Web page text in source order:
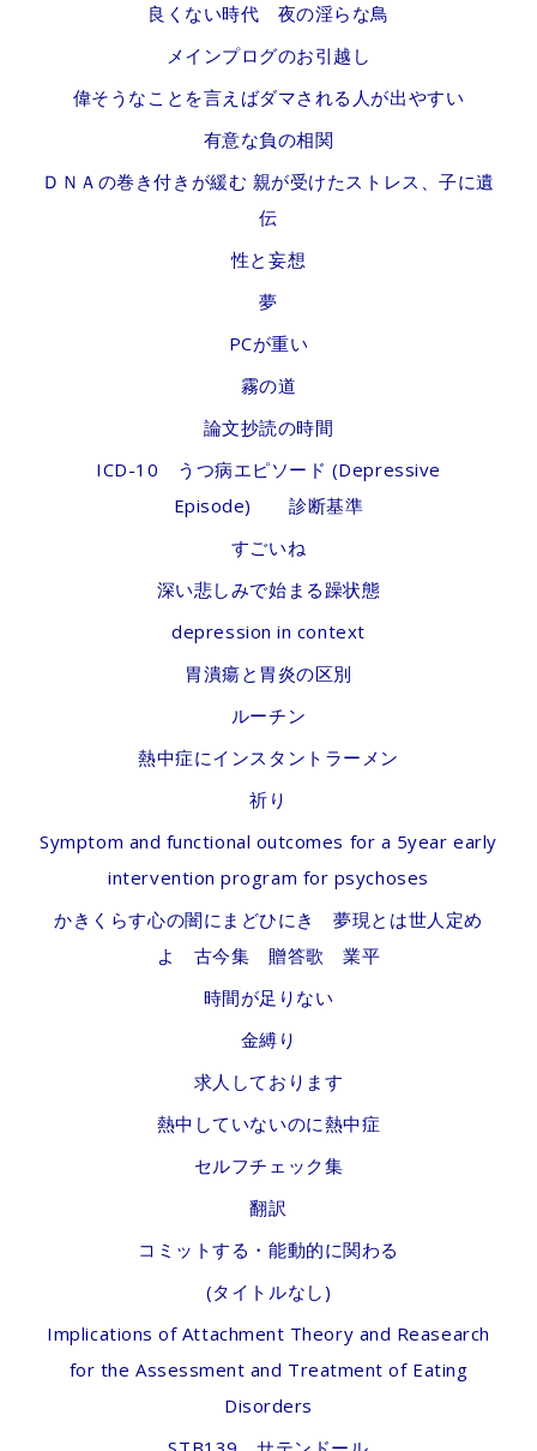
良くない時代 夜の淫らな鳥
メインプログのお引越し
偉そうなことを言えばダマされる人が出やすい
有意な負の相関
ＤＮＡの巻き付きが緩む 親が受けたストレス、子に遺
伝
性と妄想
夢
PCが重い
霧の道
論文抄読の時間
ICD-10 うつ病エピソード (Depressive
Episode) 診断基準
すごいね
深い悲しみで始まる躁状態
depression in context
胃潰瘍と胃炎の区別
ルーチン
熱中症にインスタントラーメン
祈り
Symptom and functional outcomes for a 5year early
intervention program for psychoses
かきくらす心の闇にまどひにき 夢現とは世人定め
よ 古今集 贈答歌 業平
時間が足りない
金縛り
求人しております
熱中していないのに熱中症
セルフチェック集
翻訳
コミットする・能動的に関わる
(タイトルなし)
Implications of Attachment Theory and Reasearch
for the Assessment and Treatment of Eating
Disorders